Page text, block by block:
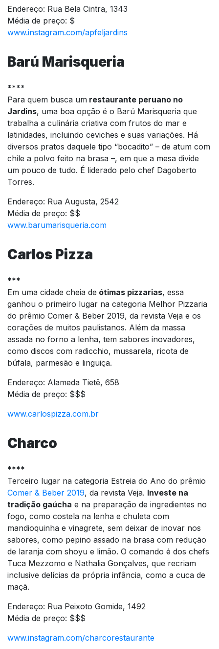
Endereço: Rua Bela Cintra, 1343
Média de preço: $
www.instagram.com/apfeljardins
Barú Marisqueria
****
Para quem busca um restaurante peruano no
Jardins, uma boa opção é o Barú Marisqueria que
trabalha a culinária criativa com frutos do mar e
latinidades, incluindo ceviches e suas variações. Há
diversos pratos daquele tipo “bocadito” – de atum com
chile a polvo feito na brasa –, em que a mesa divide
um pouco de tudo. É liderado pelo chef Dagoberto
Torres.
Endereço: Rua Augusta, 2542
Média de preço: $$
www.barumarisqueria.com
Carlos Pizza
***
Em uma cidade cheia de ótimas pizzarias, essa
ganhou o primeiro lugar na categoria Melhor Pizzaria
do prêmio Comer & Beber 2019, da revista Veja e os
corações de muitos paulistanos. Além da massa
assada no forno a lenha, tem sabores inovadores,
como discos com radicchio, mussarela, ricota de
búfala, parmesão e linguiça.
Endereço: Alameda Tietê, 658
Média de preço: $$$
www.carlospizza.com.br
Charco
****
Terceiro lugar na categoria Estreia do Ano do prêmio
Comer & Beber 2019, da revista Veja. Investe na
tradição gaúcha e na preparação de ingredientes no
fogo, como costela na lenha e chuleta com
mandioquinha e vinagrete, sem deixar de inovar nos
sabores, como pepino assado na brasa com redução
de laranja com shoyu e limão. O comando é dos chefs
Tuca Mezzomo e Nathalia Gonçalves, que recriam
inclusive delícias da própria infância, como a cuca de
maçã.
Endereço: Rua Peixoto Gomide, 1492
Média de preço: $$$
www.instagram.com/charcorestaurante